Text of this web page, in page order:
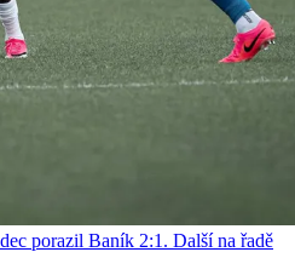
porazil Baník 2:1. Další na řadě